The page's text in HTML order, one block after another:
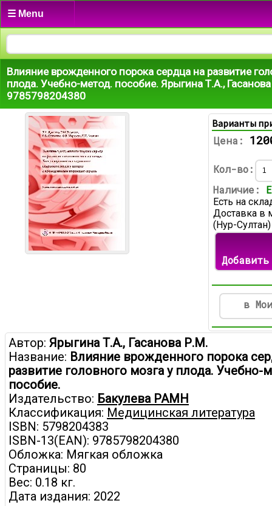
☰ Menu
Влияние врожденного порока сердца на развитие
плода. Учебно-метод. пособие. Ярыгина Т.А.,
9785798204380
Варианты
Цена:
Кол-во:
Наличие:
Есть на
Доставка в
(Нур-
в
Автор: Ярыгина Т.А., Гасанова Р.М.
Название: Влияние врожденного порока
развитие головного мозга у плода. Учебно-
пособие.
Издательство: Бакулева РАМН
Классификация: Медицинская литература
ISBN: 5798204383
ISBN-13(EAN): 9785798204380
Обложка: Мягкая обложка
Страницы: 80
Вес: 0.18 кг.
Дата издания: 2022